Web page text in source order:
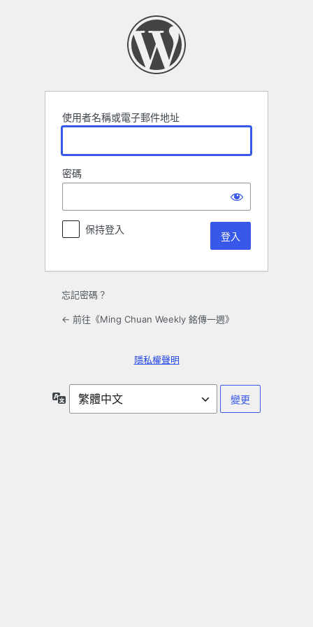
使用者名稱或電子郵件地址
密碼
保持登入
忘記密碼？
← 前往《Ming Chuan Weekly 銘傳一週》
隱私權聲明
言